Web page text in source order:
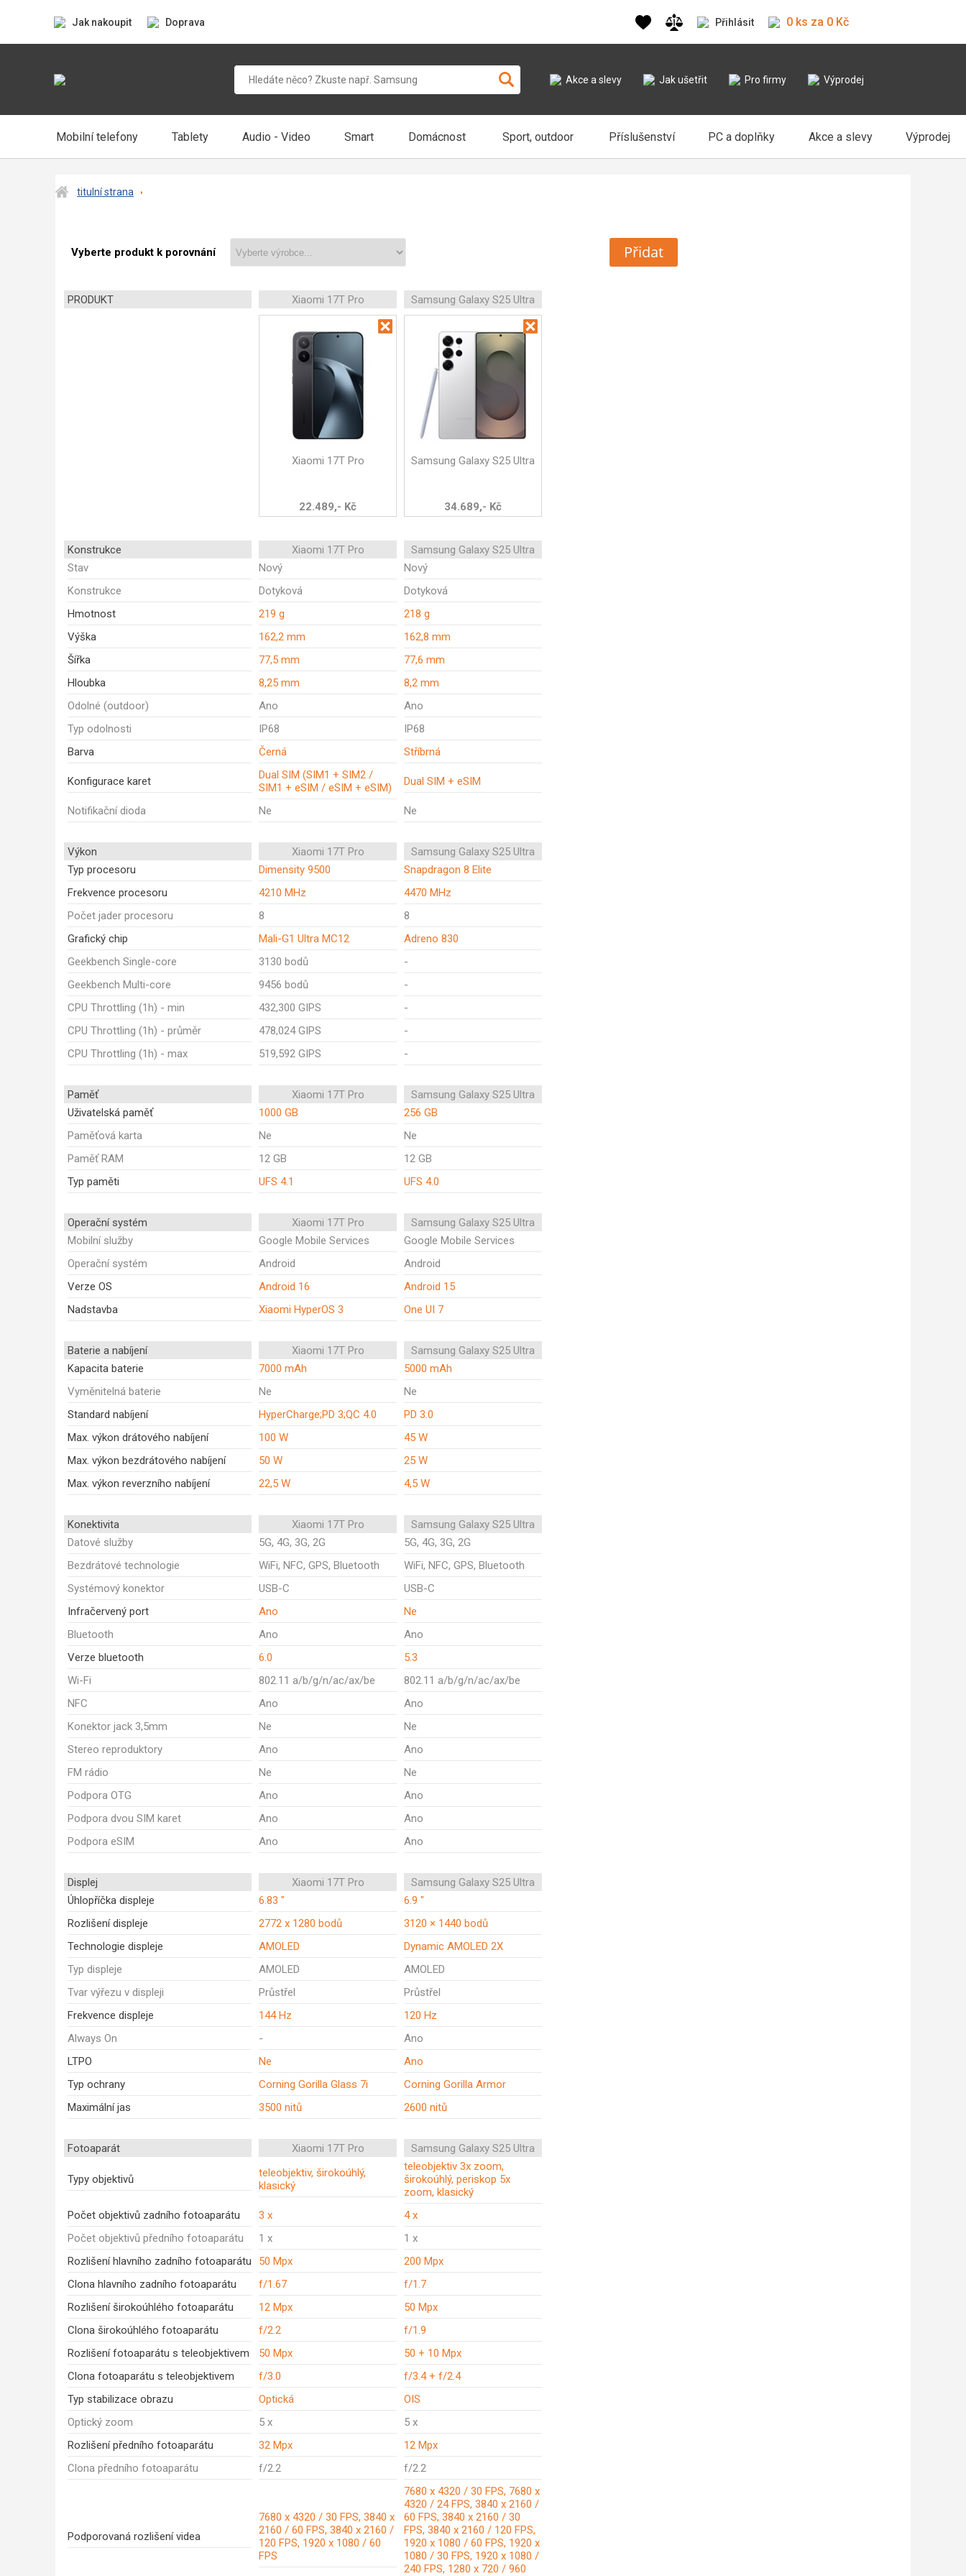
Jak nakoupit Doprava Přihlásit 0 ks za 0 Kč
Akce a slevy Jak ušetřit Pro firmy Výprodej
Mobilní telefony Tablety Audio - Video Smart Domácnost Sport, outdoor Příslušenství PC a doplňky Akce a slevy Výprodej
titulní strana
Vyberte produkt k porovnání Přidat
PRODUKT Xiaomi 17T Pro Samsung Galaxy S25 Ultra
Xiaomi 17T Pro
22.489,- Kč
Samsung Galaxy S25 Ultra
34.689,- Kč
Konstrukce Xiaomi 17T Pro
Samsung Galaxy S25 Ultra
Stav
Nový
Nový
Konstrukce
Dotyková
Dotyková
Hmotnost
219 g
218 g
Výška
162,2 mm
162,8 mm
Šířka
77,5 mm
77,6 mm
Hloubka
8,25 mm
8,2 mm
Odolné (outdoor)
Ano
Ano
Typ odolnosti
IP68
IP68
Barva
Černá Stříbrná
Konfigurace karet
Dual SIM (SIM1 + SIM2 /
SIM1 + eSIM / eSIM + eSIM)
Dual SIM + eSIM
Notifikační dioda Ne Ne
Výkon Xiaomi 17T Pro
Samsung Galaxy S25 Ultra
Typ procesoru
Dimensity 9500
Snapdragon 8 Elite
Frekvence procesoru
4210 MHz
4470 MHz
Počet jader procesoru
8
8
Grafický chip
Mali-G1 Ultra MC12
Adreno 830
Geekbench Single-core
3130 bodů
-
Geekbench Multi-core
9456 bodů
-
CPU Throttling (1h) - min
432,300 GIPS
-
CPU Throttling (1h) - průměr
478,024 GIPS
-
CPU Throttling (1h) - max
519,592 GIPS -
Paměť Xiaomi 17T Pro
Samsung Galaxy S25 Ultra
Uživatelská paměť
1000 GB
256 GB
Paměťová karta
Ne
Ne
Paměť RAM
12 GB
12 GB
Typ paměti
UFS 4.1 UFS 4.0
Operační systém Xiaomi 17T Pro
Samsung Galaxy S25 Ultra
Mobilní služby
Google Mobile Services
Google Mobile Services
Operační systém
Android
Android
Verze OS
Android 16
Android 15
Nadstavba
Xiaomi HyperOS 3 One UI 7
Baterie a nabíjení Xiaomi 17T Pro
Samsung Galaxy S25 Ultra
Kapacita baterie
7000 mAh
5000 mAh
Vyměnitelná baterie
Ne
Ne
Standard nabíjení
HyperCharge;PD 3;QC 4.0
PD 3.0
Max. výkon drátového nabíjení
100 W
45 W
Max. výkon bezdrátového nabíjení
50 W
25 W
Max. výkon reverzního nabíjení
22,5 W 4,5 W
Konektivita Xiaomi 17T Pro
Samsung Galaxy S25 Ultra
Datové služby
5G, 4G, 3G, 2G
5G, 4G, 3G, 2G
Bezdrátové technologie
WiFi, NFC, GPS, Bluetooth
WiFi, NFC, GPS, Bluetooth
Systémový konektor
USB-C
USB-C
Infračervený port
Ano
Ne
Bluetooth
Ano
Ano
Verze bluetooth
6.0
5.3
Wi-Fi
802.11 a/b/g/n/ac/ax/be
802.11 a/b/g/n/ac/ax/be
NFC
Ano
Ano
Konektor jack 3,5mm
Ne
Ne
Stereo reproduktory
Ano
Ano
FM rádio
Ne
Ne
Podpora OTG
Ano
Ano
Podpora dvou SIM karet
Ano
Ano
Podpora eSIM
Ano Ano
Displej Xiaomi 17T Pro
Samsung Galaxy S25 Ultra
Úhlopříčka displeje
6.83 "
6.9 "
Rozlišení displeje
2772 x 1280 bodů
3120 × 1440 bodů
Technologie displeje
AMOLED
Dynamic AMOLED 2X
Typ displeje
AMOLED
AMOLED
Tvar výřezu v displeji
Průstřel
Průstřel
Frekvence displeje
144 Hz
120 Hz
Always On
-
Ano
LTPO
Ne
Ano
Typ ochrany
Corning Gorilla Glass 7i
Corning Gorilla Armor
Maximální jas
3500 nitů 2600 nitů
Fotoaparát Xiaomi 17T Pro Samsung Galaxy S25 Ultra
Typy objektivů
teleobjektiv, širokoúhlý,
klasický
teleobjektiv 3x zoom,
širokoúhlý, periskop 5x
zoom, klasický
Počet objektivů zadního fotoaparátu
3 x
4 x
Počet objektivů předního fotoaparátu
1 x
1 x
Rozlišení hlavního zadního fotoaparátu
50 Mpx
200 Mpx
Clona hlavního zadního fotoaparátu
f/1.67
f/1.7
Rozlišení širokoúhlého fotoaparátu
12 Mpx
50 Mpx
Clona širokoúhlého fotoaparátu
f/2.2
f/1.9
Rozlišení fotoaparátu s teleobjektivem
50 Mpx
50 + 10 Mpx
Clona fotoaparátu s teleobjektivem
f/3.0
f/3.4 + f/2.4
Typ stabilizace obrazu
Optická
OIS
Optický zoom
5 x
5 x
Rozlišení předního fotoaparátu
32 Mpx
12 Mpx
Clona předního fotoaparátu
f/2.2 f/2.2
Podporovaná rozlišení videa
7680 x 4320 / 30 FPS, 3840 x
2160 / 60 FPS, 3840 x 2160 /
120 FPS, 1920 x 1080 / 60
FPS
7680 x 4320 / 30 FPS, 7680 x
4320 / 24 FPS, 3840 x 2160 /
60 FPS, 3840 x 2160 / 30
FPS, 3840 x 2160 / 120 FPS,
1920 x 1080 / 60 FPS, 1920 x
1080 / 30 FPS, 1920 x 1080 /
240 FPS, 1280 x 720 / 960